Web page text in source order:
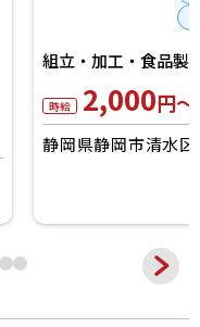
組立・加工・食品製
時給 2,000円～